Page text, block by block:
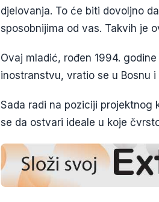
djelovanja. To će biti dovoljno
sposobnijima od vas. Takvih je
Ovaj mladić, rođen 1994.
inostranstvu, vratio se u Bosnu
Sada radi na poziciji projektnog
se da ostvari ideale u koje